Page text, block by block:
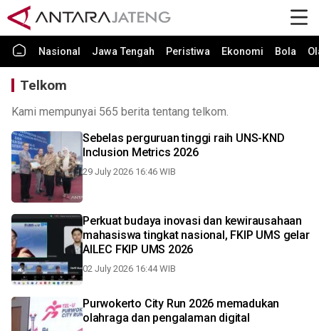
Nasional Jawa Tengah Peristiwa Ekonomi Bola
Telkom
Kami mempunyai 565 berita tentang telkom.
Sebelas perguruan tinggi raih UNS-KND
Inclusion Metrics 2026
29 July 2026 16:46 WIB
Perkuat budaya inovasi dan kewirausahaan
mahasiswa tingkat nasional, FKIP UMS gelar
AILEC FKIP UMS 2026
02 July 2026 16:44 WIB
Purwokerto City Run 2026 memadukan
olahraga dan pengalaman digital